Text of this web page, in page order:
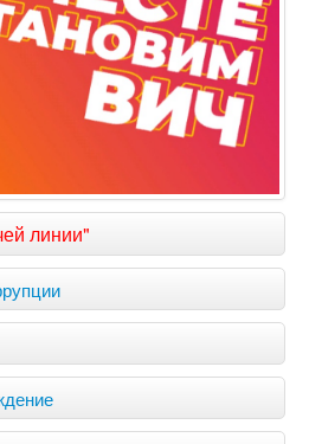
линии"